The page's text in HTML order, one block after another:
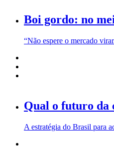
Boi gordo: no
“Não espere o mercado
Qual o futuro da
A estratégia do Brasil para